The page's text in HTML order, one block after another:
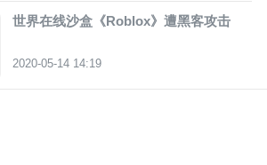
世界在线沙盒《Roblox》遭黑客攻击
2020-05-14 14:19